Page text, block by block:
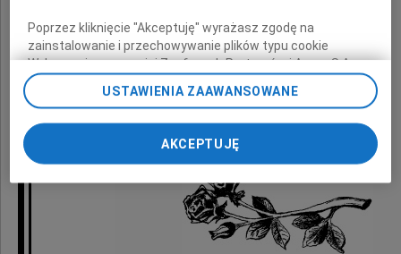
składają
Zarząd PGNiG SA
oraz koleżanki i koledzy
Poprzez kliknięcie "Akceptuję" wyrażasz zgodę na
zainstalowanie i przechowywanie plików typu cookie
Wyborczej sp. z o. o. jej Zaufanych Partnerów i Agora S.A.
na Twoim urządzeniu końcowym. Możesz też w każdej
chwili zmienić swoje preferencje dot. plików cookie,
preferencjami dot. przetwarzania danych poprzez
odnośnik „Ustawienia prywatności” w stopce serwisu i
Zmiana ustawień plików cookie możliwa jest także za
pomocą ustawień przeglądarki.
My, nasi Zaufani Partnerzy i Agora S.A. możemy
USTAWIENIA ZAAWANSOWANE
AKCEPTUJĘ